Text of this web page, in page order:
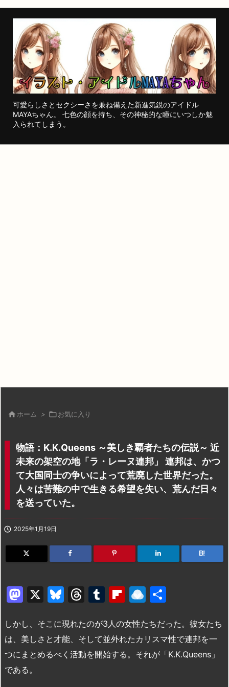
可愛らしさとセクシーさを兼ね備えた新進気鋭のアイドル
MAYAちゃん。 七色の顔を持ち、その神秘的な瞳にいつしか魅
入られてしまう。
 ホーム > お気に入り
物語：K.K.Queens ～美しき覇者たちの伝説～ 近
未来の架空の地「ラ・レーヌ連邦」 連邦は、かつ
て大国同士の争いによって荒廃した世界だった。
人々は苦難の中で生きる希望を失い、荒んだ日々
を送っていた。
 2025年1月19日
B!
M
st
o
d
o
X
Bl
e
s
k
T
e
a
d
T
m
bl
r
Fl
b
o
ar
R
n
dr
o
しかし、そこに現れたのが3人の女性たちだった。彼女たち
は、美しさと才能、そして並外れたカリスマ性で連邦を一
つにまとめるべく活動を開始する。それが「K.K.Queens」
である。